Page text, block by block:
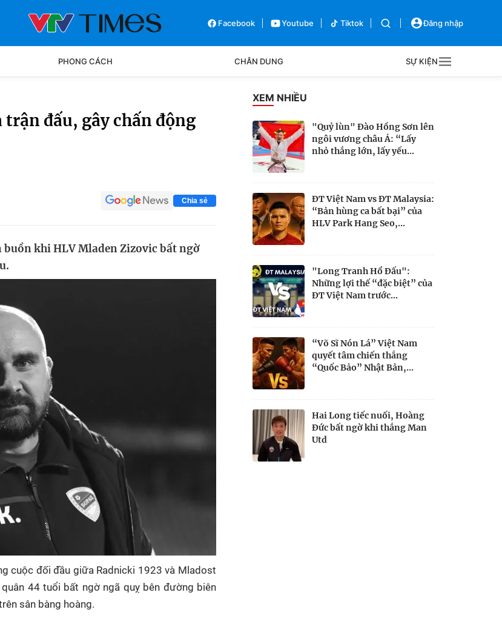
Facebook Youtube Tiktok Đăng nhập
PHONG CÁCH CHÂN DUNG SỰ KIỆN
Bên lề
đấu, gây chấn động
Chia sẻ
khi HLV Mladen Zizovic bất ngờ
cuộc đối đầu giữa Radnicki 1923 và Mladost
44 tuổi bất ngờ ngã quỵ bên đường biên
sân bàng hoàng.
XEM NHIỀU
"Quỷ lùn" Đào Hồng Sơn lên
ngôi vương châu Á: “Lấy
nhỏ thắng lớn, lấy yếu...
ĐT Việt Nam vs ĐT Malaysia:
“Bản hùng ca bất bại” của
HLV Park Hang Seo,...
"Long Tranh Hổ Đấu":
Những lợi thế “đặc biệt” của
ĐT Việt Nam trước...
“Võ Sĩ Nón Lá” Việt Nam
quyết tâm chiến thắng
“Quốc Bảo” Nhật Bản,...
Hai Long tiếc nuối, Hoàng
Đức bất ngờ khi thắng Man
Utd